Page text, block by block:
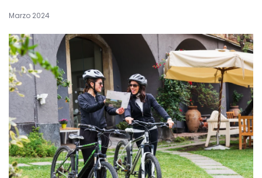
Marzo 2024